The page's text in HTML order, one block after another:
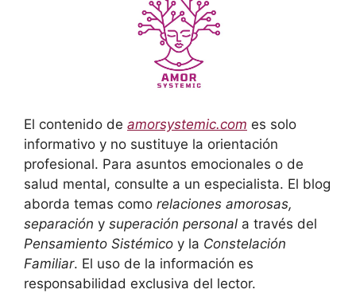
El contenido de amorsystemic.com es solo
informativo y no sustituye la orientación
profesional. Para asuntos emocionales o de
salud mental, consulte a un especialista. El blog
aborda temas como relaciones amorosas,
separación y superación personal a través del
Pensamiento Sistémico y la Constelación
Familiar. El uso de la información es
responsabilidad exclusiva del lector.